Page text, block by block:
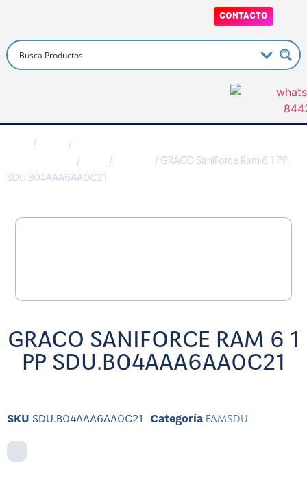
CONTACTO
/ /
/ /
/ GRACO SaniForce Ram 6 1 PP
SDU.B04AAA6AA0C21
GRACO SANIFORCE RAM 6 1
PP SDU.B04AAA6AA0C21
SKU SDU.B04AAA6AA0C21 Categoría FAMSDU